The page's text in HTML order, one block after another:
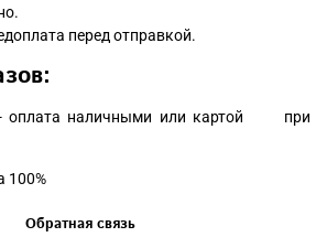
перед отправкой.
оплата наличными или картой при
100%
Обратная связь